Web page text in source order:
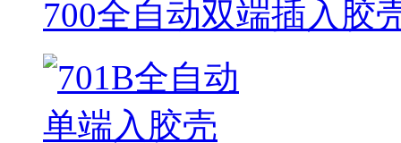
700全自动双端插入胶